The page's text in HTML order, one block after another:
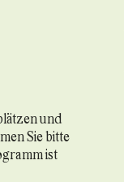
und
Sie bitte
ist